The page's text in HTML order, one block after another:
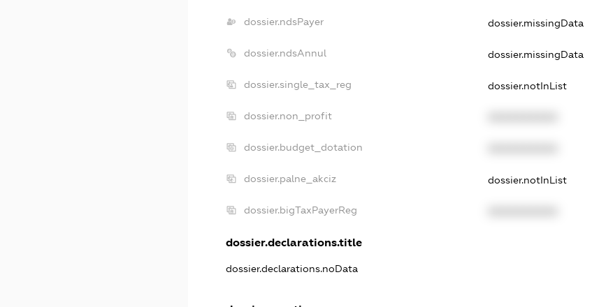
dossier.ndsPayer dossier.missingData
dossier.ndsAnnul dossier.missingData
dossier.single_tax_reg dossier.notInList
dossier.non_profit
dossier.budget_dotation
dossier.palne_akciz dossier.notInList
dossier.bigTaxPayerReg
dossier.declarations.title
dossier.declarations.noData